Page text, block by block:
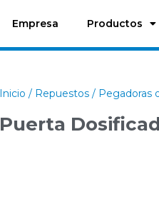
Empresa Productos
Inicio / Repuestos / Pegadoras
Puerta